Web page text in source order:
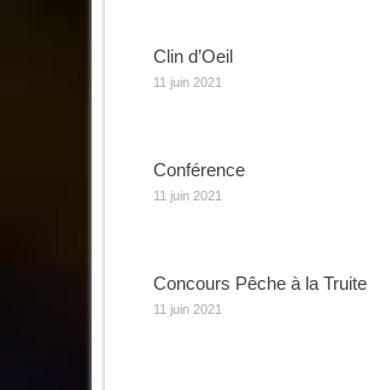
Clin d’Oeil
11 juin 2021
Conférence
11 juin 2021
Concours Pêche à la Truite
11 juin 2021